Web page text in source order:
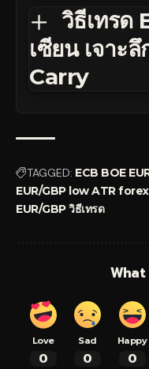
วิธีเทรด
เซียน เจาะ
Carry
TAGGED: ECB BOE
EUR/GBP low ATR forex
EUR/GBP วิธีเทรด
Love
0
Sad
0
Happy
0